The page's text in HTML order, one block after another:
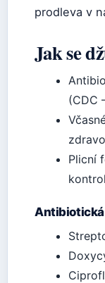
prodleva v
Jak se
(CDC
Plicní